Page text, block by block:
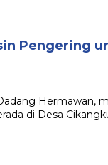
Pengering
Hermawan,
di Desa